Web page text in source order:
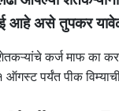
आहे असे तुपकर
कर्ज माफ का
ऑगस्ट पर्यंत पीक